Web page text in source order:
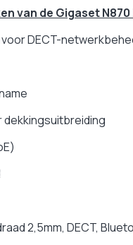
van de Gigaset N870
DECT-
2,5mm, DECT,